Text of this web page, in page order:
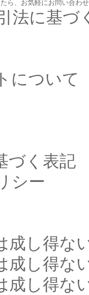
ら、お気軽にお問い合わ
法に基づ
について
づく表記
シー
成し得な
成し得な
成し得な